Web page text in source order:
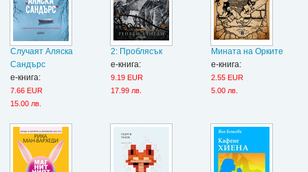
Случаят Аляска
Сандърс
е-книга:
7.66 EUR
15.00 лв.
2: Проблясък
е-книга:
9.19 EUR
17.99 лв.
Мината на Орките
е-книга:
2.55 EUR
5.00 лв.